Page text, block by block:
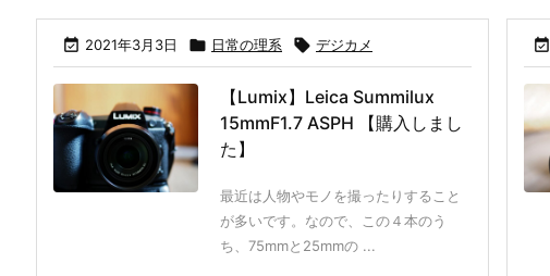
 2021年3月3日  日常の理系  デジカメ
【Lumix】Leica Summilux
15mmF1.7 ASPH 【購入しまし
た】
最近は人物やモノを撮ったりすること
が多いです。なので、この４本のう
ち、75mmと25mmの ...
